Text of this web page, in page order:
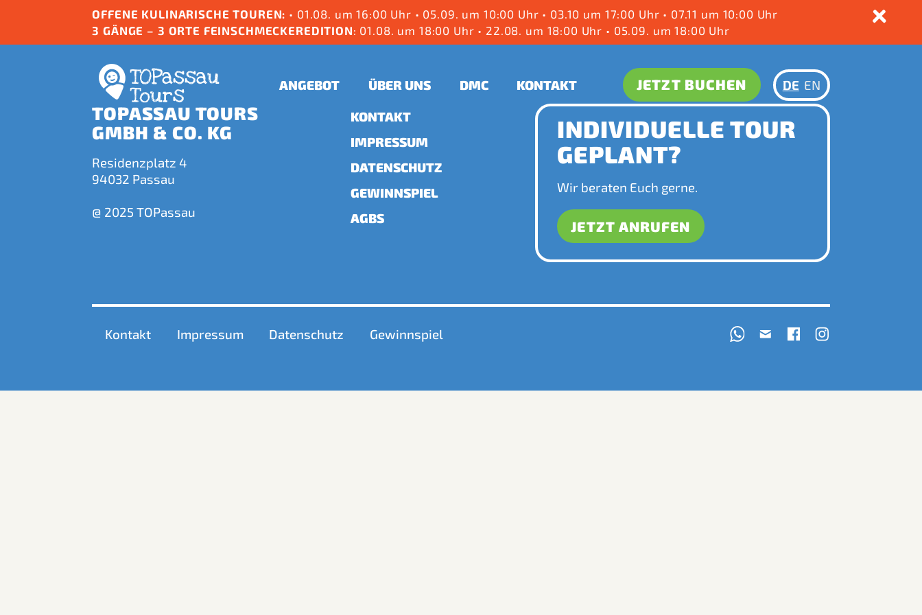
OFFENE KULINARISCHE TOUREN: • 01.08. um 16:00 Uhr • 05.09. um 10:00 Uhr • 03.10 um 17:00 Uhr • 07.11 um 10:00 Uhr
3 GÄNGE – 3 ORTE FEINSCHMECKEREDITION: 01.08. um 18:00 Uhr • 22.08. um 18:00 Uhr • 05.09. um 18:00 Uhr
ANGEBOT ÜBER UNS DMC KONTAKT JETZT BUCHEN DE EN
TOPASSAU TOURS
GMBH & CO. KG
Residenzplatz 4
94032 Passau
@ 2025 TOPassau
KONTAKT
IMPRESSUM
DATENSCHUTZ
GEWINNSPIEL
AGBS
INDIVIDUELLE TOUR
GEPLANT?
Wir beraten Euch gerne.
JETZT ANRUFEN
Kontakt Impressum Datenschutz Gewinnspiel